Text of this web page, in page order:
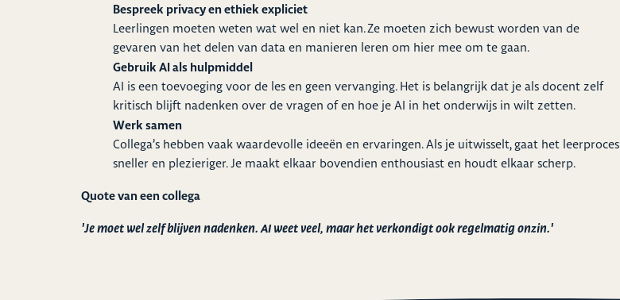
Bespreek privacy en ethiek expliciet
Leerlingen moeten weten wat wel en niet kan. Ze moeten zich bewust worden van de
gevaren van het delen van data en manieren leren om hier mee om te gaan.
Gebruik AI als hulpmiddel
AI is een toevoeging voor de les en geen vervanging. Het is belangrijk dat je als docent zelf
kritisch blijft nadenken over de vragen of en hoe je AI in het onderwijs in wilt zetten.
Werk samen
Collega’s hebben vaak waardevolle ideeën en ervaringen. Als je uitwisselt, gaat het leerproces
sneller en plezieriger. Je maakt elkaar bovendien enthousiast en houdt elkaar scherp.
Quote van een collega
'Je moet wel zelf blijven nadenken. AI weet veel, maar het verkondigt ook regelmatig onzin.'